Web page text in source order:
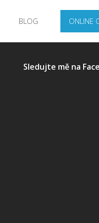
BLOG ONLINE
Sledujte mě na